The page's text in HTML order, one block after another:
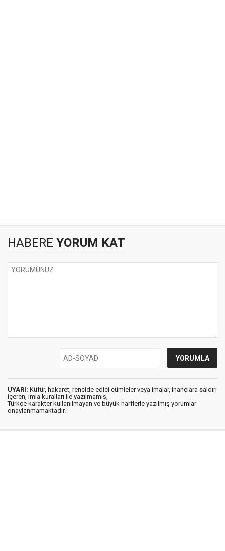
HABERE YORUM KAT
UYARI: Küfür, hakaret, rencide edici cümleler veya imalar, inançlara saldırı
içeren, imla kuralları ile yazılmamış,
Türkçe karakter kullanılmayan ve büyük harflerle yazılmış yorumlar
onaylanmamaktadır.